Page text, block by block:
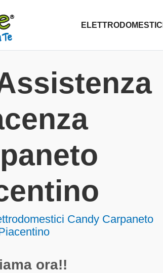
ELETTRODOMESTICI
Candy Carpaneto
ora!!